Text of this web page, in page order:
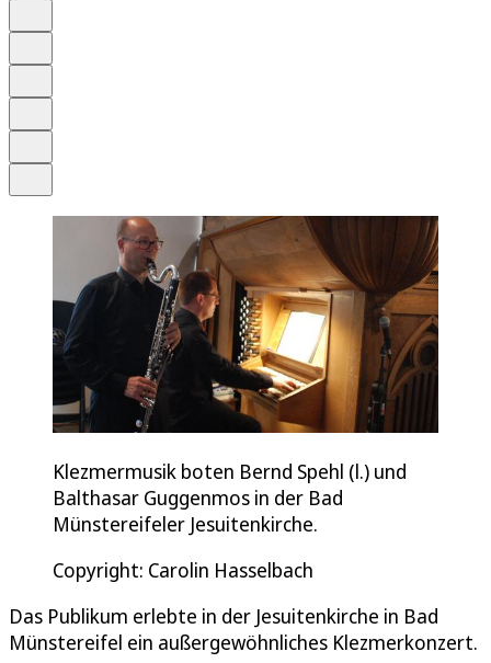
Klezmermusik boten Bernd Spehl (l.) und
Balthasar Guggenmos in der Bad
Münstereifeler Jesuitenkirche.
Copyright: Carolin Hasselbach
Das Publikum erlebte in der Jesuitenkirche in Bad
Münstereifel ein außergewöhnliches Klezmerkonzert.